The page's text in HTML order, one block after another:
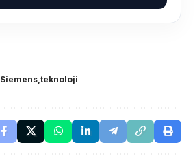
Siemens teknoloji